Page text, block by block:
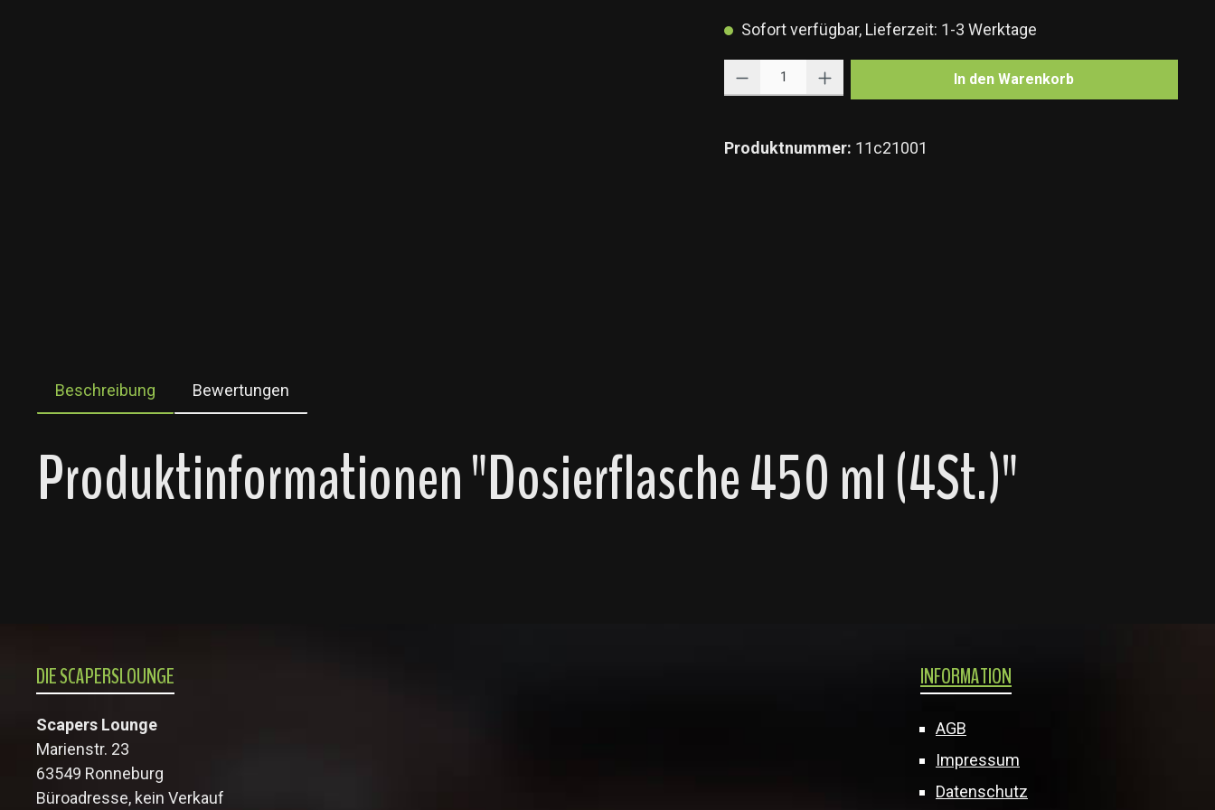
Sofort verfügbar, Lieferzeit: 1-3 Werktage
In den Warenkorb
Produktnummer: 11c21001
Beschreibung Bewertungen
Produktinformationen "Dosierflasche 450 ml (4St.)"
DIE SCAPERSLOUNGE
Scapers Lounge
Marienstr. 23
63549 Ronneburg
Büroadresse, kein Verkauf
INFORMATION
AGB
Impressum
Datenschutz